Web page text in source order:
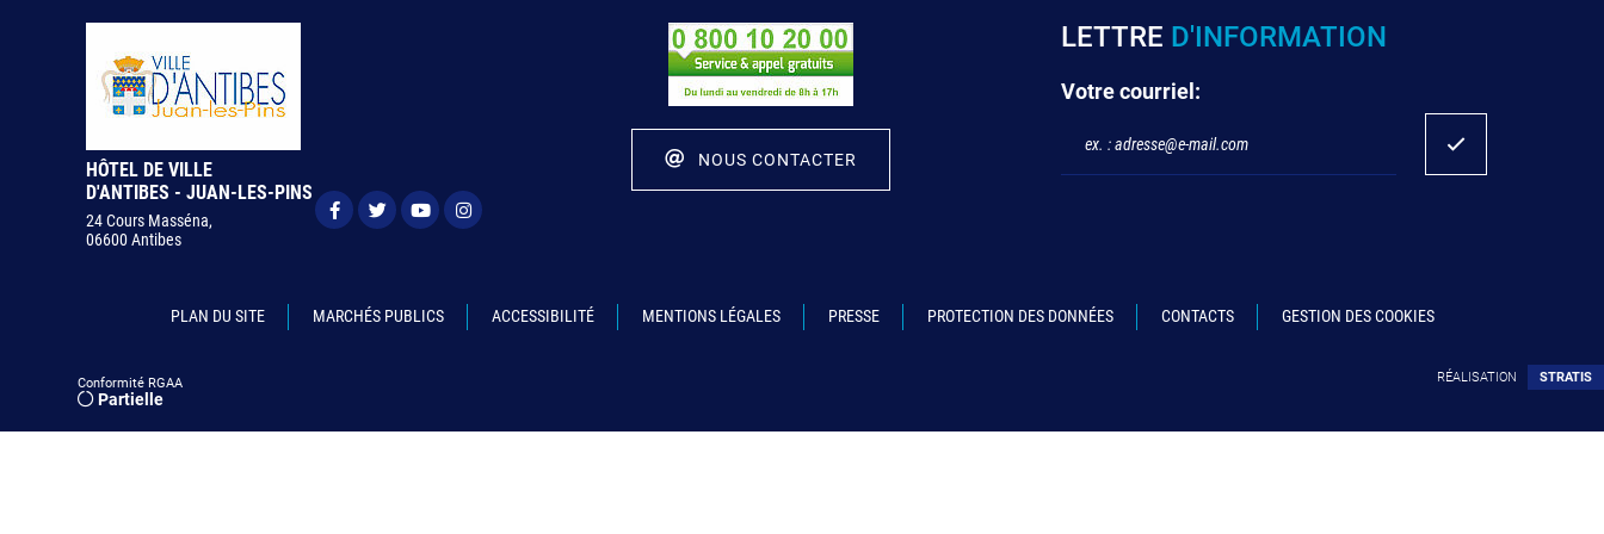
HÔTEL DE VILLE
D'ANTIBES - JUAN-LES-PINS
24 Cours Masséna,
06600 Antibes
NOUS CONTACTER
LETTRE D'INFORMATION
Votre courriel:
PLAN DU SITE MARCHÉS PUBLICS ACCESSIBILITÉ MENTIONS LÉGALES PRESSE PROTECTION DES DONNÉES CONTACTS GESTION DES COOKIES
Conformité RGAA
Partielle
RÉALISATION STRATIS